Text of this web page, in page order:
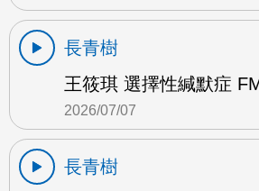
長青樹
王筱琪 選擇性緘默症
2026/07/07
長青樹